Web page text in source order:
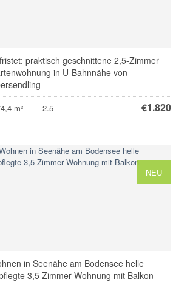
praktisch geschnittene 2,5-Zimmer
in U-Bahnnähe von
m² 2.5 €1.820
NEU
in Seenähe am Bodensee helle
3,5 Zimmer Wohnung mit Balkon